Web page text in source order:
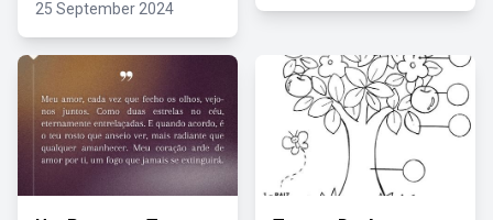
25 September 2024